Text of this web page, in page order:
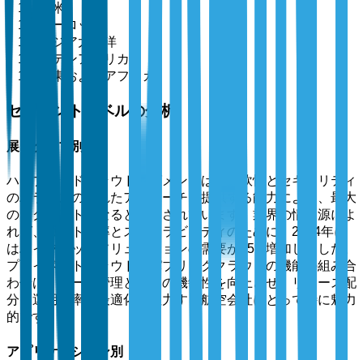
北米
ヨーロッパ
アジア太平洋
ラテンアメリカ
中東およびアフリカ
セグメントレベルの分析
展開タイプ別
ハイブリッドクラウドセグメントは、柔軟性とセキュリティ
のバランスの取れたアプローチを提供する能力により、最大
のセグメントになると予測されています。業界の情報源によ
れば、コスト効率とスケーラビリティのために、2024年に
はハイブリッドソリューションの需要が35%増加しました。
プライベートクラウドとパブリッククラウドの機能の組み合
わせは、データ管理と運用の機敏性を向上させ、リソース配
分と運用効率の最適化に注力する航空会社にとって特に魅力
的です。
アプリケーション別